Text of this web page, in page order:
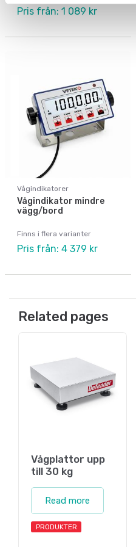
Pris från: 1 089 kr
Vågindikatorer
Vågindikator mindre
vägg/bord
Finns i flera varianter
Pris från: 4 379 kr
Related pages
Vågplattor upp
till 30 kg
Read more
PRODUKTER